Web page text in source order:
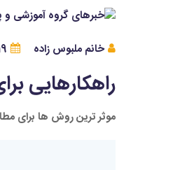
خانم ملبوس زاده
راهکارهایی
موثر ترین روش ها برای